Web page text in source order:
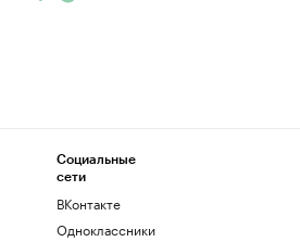
Социальные
сети
ВКонтакте
Одноклассники